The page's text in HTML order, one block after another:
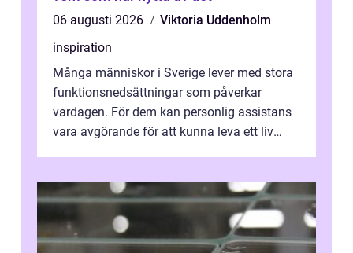
06 augusti 2026
Viktoria Uddenholm
inspiration
Många människor i Sverige lever med stora
funktionsnedsättningar som påverkar
vardagen. För dem kan personlig assistans
vara avgörande för att kunna leva ett liv